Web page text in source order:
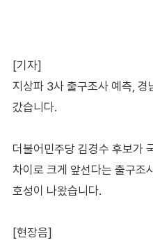
[기자]
지상파 3사 출구조사 예측,
갔습니다.
더불어민주당 김경수 후보가
차이로 크게 앞선다는 출구조
호성이 나왔습니다.
[현장음]